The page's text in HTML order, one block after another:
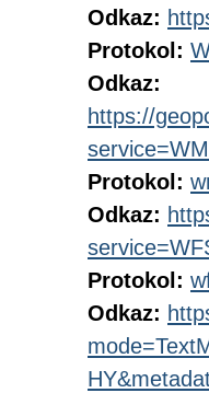
Odkaz:
Protokol:
Odkaz:
https://
Protokol:
Odkaz:
Protokol:
Odkaz: